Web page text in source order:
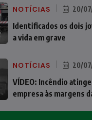
NOTÍCIAS 20/
Identificados os dois
a vida em grave
NOTÍCIAS 20/
VÍDEO: Incêndio
empresa às margens